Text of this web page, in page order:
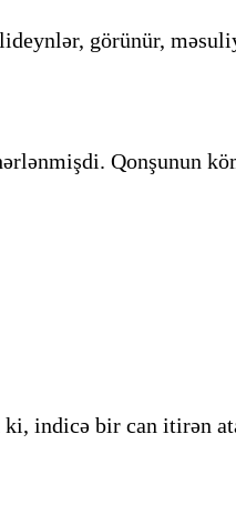
görünür,
Qonşunun
indicə bir can itirən